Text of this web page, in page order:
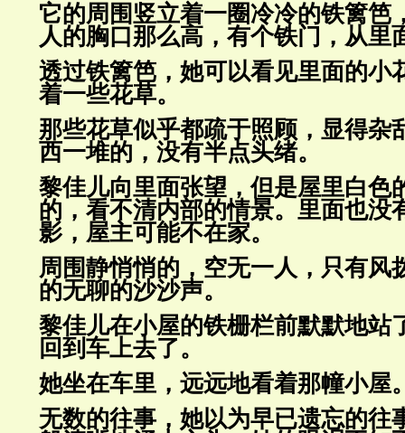
它的周围竖立着一圈冷冷的铁篱笆
人的胸口那么高，有个铁门，从里
透过铁篱笆，她可以看见里面的小
着一些花草。
那些花草似乎都疏于照顾，显得杂
西一堆的，没有半点头绪。
黎佳儿向里面张望，但是屋里白色
的，看不清内部的情景。里面也没
影，屋主可能不在家。
周围静悄悄的，空无一人，只有风
的无聊的沙沙声。
黎佳儿在小屋的铁栅栏前默默地站
回到车上去了。
她坐在车里，远远地看着那幢小屋
无数的往事，她以为早已遗忘的往